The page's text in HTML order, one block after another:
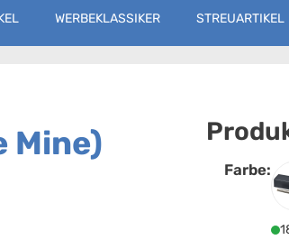
WERBEKLASSIKER STREUARTIKEL
Mine)
Farbe: